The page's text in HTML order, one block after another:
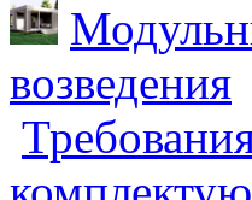
возведения